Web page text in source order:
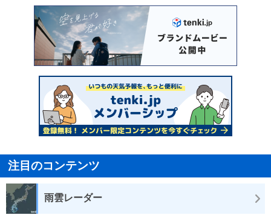
注目のコンテンツ
雨雲レーダー